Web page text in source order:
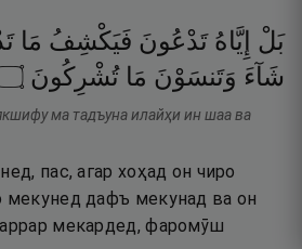
بَلْ إِيَّاهُ تَدْعُونَ فَيَكْشِفُ مَا
شَآءَ وَتَنسَوْنَ مَا تُشْرِكُونَ
ма тадъуна илайҳи ин шаа ва
пас, агар хоҳад он чиро
мекунед дафъ мекунад ва он
мекардед, фаромӯш